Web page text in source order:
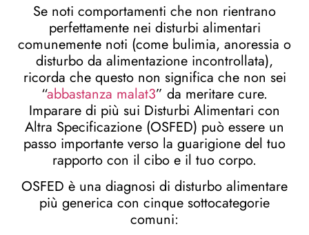
Se noti comportamenti che non rientrano
perfettamente nei disturbi alimentari
comunemente noti (come bulimia, anoressia o
disturbo da alimentazione incontrollata),
ricorda che questo non significa che non sei
“abbastanza malat3” da meritare cure.
Imparare di più sui Disturbi Alimentari con
Altra Specificazione (OSFED) può essere un
passo importante verso la guarigione del tuo
rapporto con il cibo e il tuo corpo.
OSFED è una diagnosi di disturbo alimentare
più generica con cinque sottocategorie
comuni: